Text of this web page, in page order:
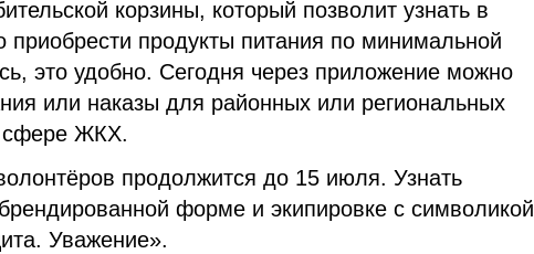
корзины, который позволит узнать в
приобрести продукты питания по минимальной
это удобно. Сегодня через приложение можно
или наказы для районных или региональных
сфере ЖКХ.
продолжится до 15 июля. Узнать
форме и экипировке с символикой
Уважение».